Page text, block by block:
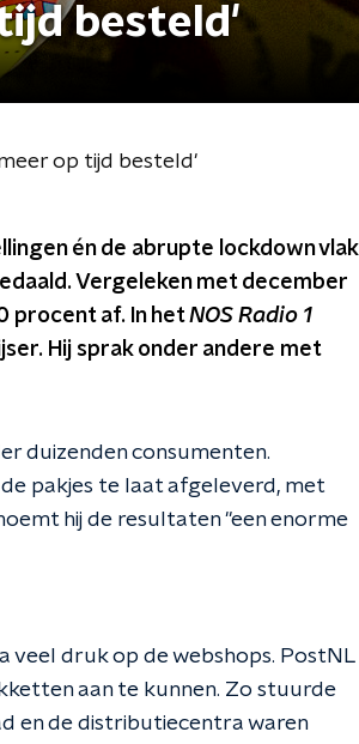
besteld'
op tijd besteld'
én de abrupte lockdown vlak
Vergeleken met december
procent af. In hetNOS Radio 1
Hij sprak onder andere met
duizenden consumenten.
pakjes te laat afgeleverd, met
hij de resultaten "een enorme
veel druk op de webshops. PostNL
aan te kunnen. Zo stuurde
en de distributiecentra waren